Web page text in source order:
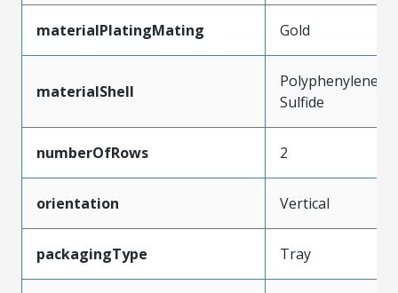
materialPlatingMating Gold
materialShell
Polyphenylene
Sulfide
numberOfRows 2
orientation Vertical
packagingType Tray